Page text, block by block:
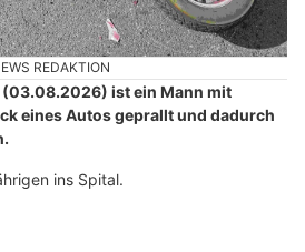
REDAKTION
ist ein Mann mit
eines Autos geprallt und dadurch
ins Spital.